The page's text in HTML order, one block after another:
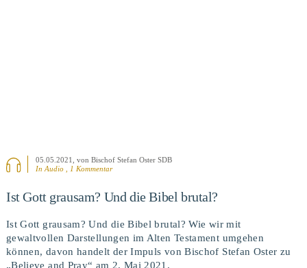
05.05.2021
, von Bischof Stefan Oster SDB
In Audio , 1 Kommentar
Ist Gott grausam? Und die Bibel brutal?
Ist Gott grausam? Und die Bibel brutal? Wie wir mit
gewaltvollen Darstellungen im Alten Testament umgehen
können, davon handelt der Impuls von Bischof Stefan Oster zu
„Believe and Pray“ am 2. Mai 2021.